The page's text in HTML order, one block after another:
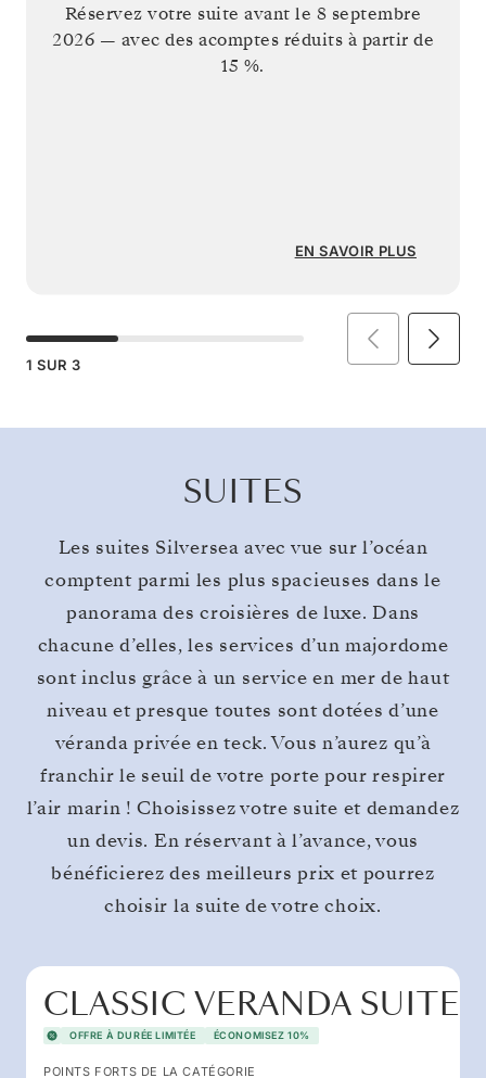
Réservez votre suite avant le 8 septembre
2026 — avec des acomptes réduits à partir de
15 %.
EN SAVOIR PLUS
1 SUR 3
SUITES
Les suites Silversea avec vue sur l’océan
comptent parmi les plus spacieuses dans le
panorama des croisières de luxe. Dans
chacune d’elles, les services d’un majordome
sont inclus grâce à un service en mer de haut
niveau et presque toutes sont dotées d’une
véranda privée en teck. Vous n’aurez qu’à
franchir le seuil de votre porte pour respirer
l’air marin ! Choisissez votre suite et demandez
un devis. En réservant à l’avance, vous
bénéficierez des meilleurs prix et pourrez
choisir la suite de votre choix.
CLASSIC VERANDA SUITE
OFFRE À DURÉE LIMITÉE ÉCONOMISEZ 10%
POINTS FORTS DE LA CATÉGORIE